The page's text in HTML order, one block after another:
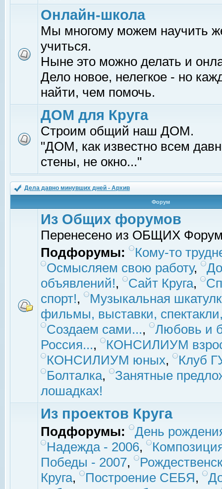
Онлайн-школа
Мы многому можем научить
учиться.
Ныне это можно делать и
Дело новое, нелегкое - но
найти, чем помочь.
ДОМ для Круга
Строим общий наш ДОМ.
"ДОМ, как известно всем
стены, не окно..."
Дела давно минувших дней - Архив
Форум
Из Общих форумов
Перенесено из ОБЩИХ
Подфорумы:
Кому-то
Осмысляем свою работу,
объявлений!, Сайт Круга,
спорт!,
Музыкальная
фильмы, выставки,
Создаем сами...,
Любовь и
Россия...,
КОНСИЛИУМ
КОНСИЛИУМ юных,
Клуб
Болталка,
Занятные
лошадках!
Из проектов Круга
Подфорумы:
День
Надежда - 2006,
Победы - 2007,
Круга, Построение СЕБЯ,